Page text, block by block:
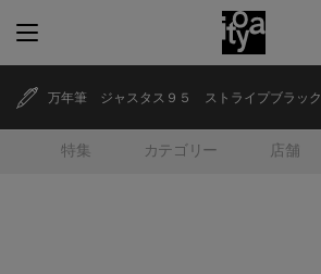
特集 カテゴリー 店舗
万年筆 ジャスタス９５ ストライプブラック